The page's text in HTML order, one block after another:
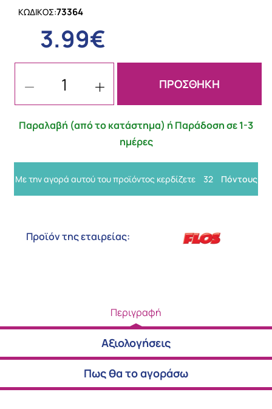
ΚΩΔΙΚΟΣ:73364
3.99€
ΠΡΟΣΘΗΚΗ
Παραλαβή (από το κατάστημα) ή Παράδοση σε 1-3
ημέρες
Με την αγορά αυτού του προϊόντος κερδίζετε 32 Πόντους
Προϊόν της εταιρείας:
Περιγραφή
Αξιολογήσεις
Πως θα το αγοράσω